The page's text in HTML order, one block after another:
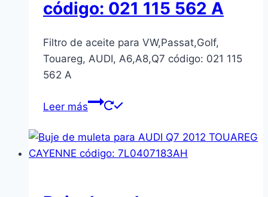
código: 021 115 562 A
Filtro de aceite para VW,Passat,Golf,
Touareg, AUDI, A6,A8,Q7 código: 021 115
562 A
Leer más